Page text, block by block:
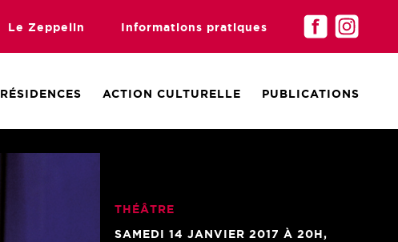
Le Zeppelin Informations pratiques
RÉSIDENCES ACTION CULTURELLE PUBLICATIONS
THÉÂTRE
SAMEDI 14 JANVIER 2017 À 20H,